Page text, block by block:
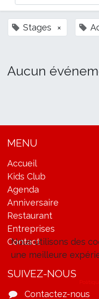
Stages ×
Aucun
MENU
Accueil
Kids Club
Agenda
Anniversaire
Restaurant
Entreprises
Contact
SUIVEZ-NOUS
Contactez-nous
Nous utilisons des
une meilleure